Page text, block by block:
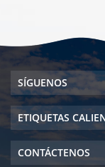
ambiente.
Energize Sin
secundaria, sin
SÍGUENOS
ETIQUETAS
CONTÁCTENOS